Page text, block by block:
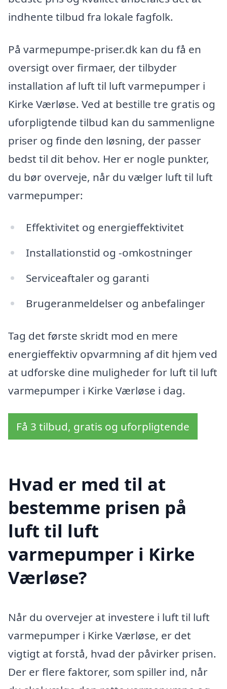
indhente tilbud fra lokale fagfolk.
På varmepumpe-priser.dk kan du få en
oversigt over firmaer, der tilbyder
installation af luft til luft varmepumper i
Kirke Værløse. Ved at bestille tre gratis og
uforpligtende tilbud kan du sammenligne
priser og finde den løsning, der passer
bedst til dit behov. Her er nogle punkter,
du bør overveje, når du vælger luft til luft
varmepumper:
Effektivitet og energieffektivitet
Installationstid og -omkostninger
Serviceaftaler og garanti
Brugeranmeldelser og anbefalinger
Tag det første skridt mod en mere
energieffektiv opvarmning af dit hjem ved
at udforske dine muligheder for luft til luft
varmepumper i Kirke Værløse i dag.
Få 3 tilbud, gratis og uforpligtende
Hvad er med til at
bestemme prisen på
luft til luft
varmepumper i Kirke
Værløse?
Når du overvejer at investere i luft til luft
varmepumper i Kirke Værløse, er det
vigtigt at forstå, hvad der påvirker prisen.
Der er flere faktorer, som spiller ind, når